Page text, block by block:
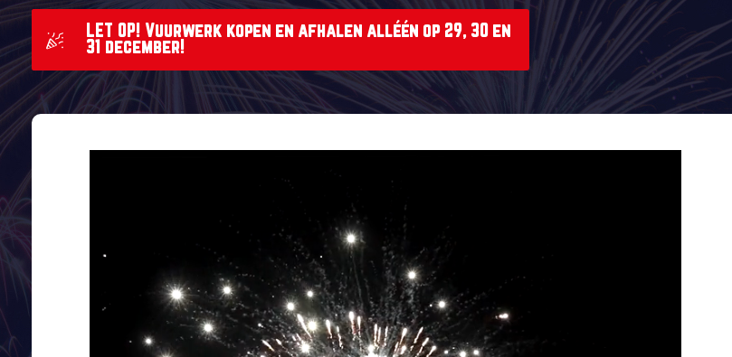
LET OP! Vuurwerk kopen en afhalen alléén op 29, 30 en
31 december!